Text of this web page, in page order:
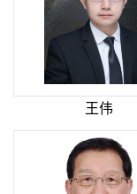
王伟